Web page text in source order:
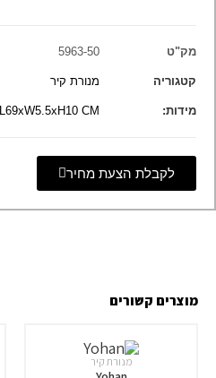
מק"ט 5963-50
קטגוריה מנורת קיר
מידות: L69xW5.5xH10 CM
לקבלת הצעת מחיר
מוצרים קשורים
מנורת קיר